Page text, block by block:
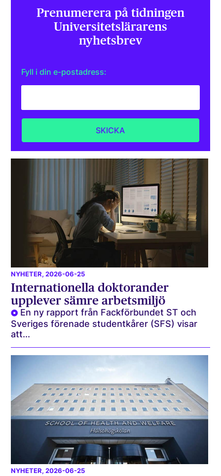
Prenumerera på tidningen
Universitets­lärarens
nyhetsbrev
Fyll i din e-postadress:
NYHETER, 2026-06-25
Internationella doktorander
upplever sämre arbetsmiljö
En ny rapport från Fackförbundet ST och
Sveriges förenade studentkårer (SFS) visar
att...
NYHETER, 2026-06-25